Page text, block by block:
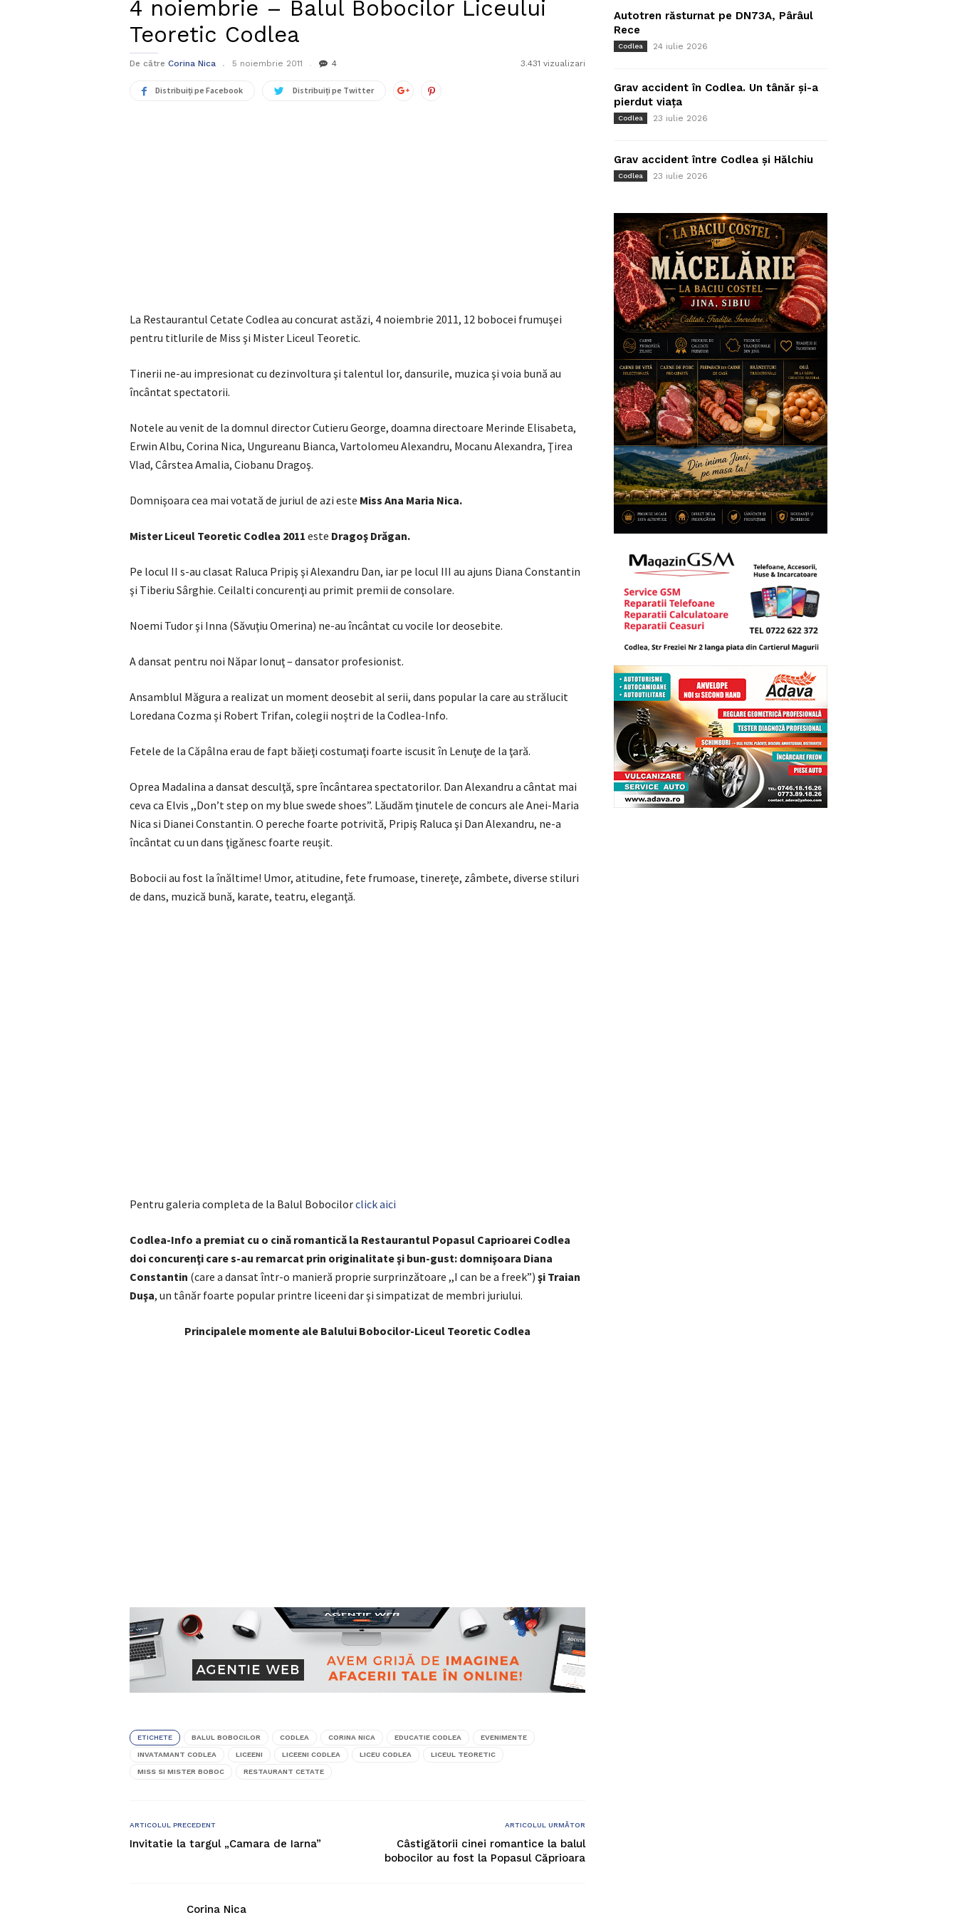
4 noiembrie – Balul Bobocilor Liceului
Teoretic Codlea
De către Corina Nica 5 noiembrie 2011 4 3.431 vizualizari
Distribuiți pe Facebook Distribuiți pe Twitter
La Restaurantul Cetate Codlea au concurat astăzi, 4 noiembrie 2011, 12 bobocei frumuşei
pentru titlurile de Miss şi Mister Liceul Teoretic.
Tinerii ne-au impresionat cu dezinvoltura şi talentul lor, dansurile, muzica şi voia bună au
încântat spectatorii.
Notele au venit de la domnul director Cutieru George, doamna directoare Merinde Elisabeta,
Erwin Albu, Corina Nica, Ungureanu Bianca, Vartolomeu Alexandru, Mocanu Alexandra, Ţirea
Vlad, Cârstea Amalia, Ciobanu Dragoş.
Domnişoara cea mai votată de juriul de azi este Miss Ana Maria Nica.
Mister Liceul Teoretic Codlea 2011 este Dragoş Drăgan.
Pe locul II s-au clasat Raluca Pripiş şi Alexandru Dan, iar pe locul III au ajuns Diana Constantin
şi Tiberiu Sârghie. Ceilalti concurenţi au primit premii de consolare.
Noemi Tudor şi Inna (Săvuţiu Omerina) ne-au încântat cu vocile lor deosebite.
A dansat pentru noi Năpar Ionuţ – dansator profesionist.
Ansamblul Măgura a realizat un moment deosebit al serii, dans popular la care au strălucit
Loredana Cozma şi Robert Trifan, colegii noştri de la Codlea-Info.
Fetele de la Căpâlna erau de fapt băieţi costumaţi foarte iscusit în Lenuţe de la ţară.
Oprea Madalina a dansat desculţă, spre încântarea spectatorilor. Dan Alexandru a cântat mai
ceva ca Elvis ,,Don’t step on my blue swede shoes”. Lăudăm ţinutele de concurs ale Anei-Maria
Nica si Dianei Constantin. O pereche foarte potrivită, Pripiş Raluca şi Dan Alexandru, ne-a
încântat cu un dans ţigănesc foarte reuşit.
Bobocii au fost la înăltime! Umor, atitudine, fete frumoase, tinereţe, zâmbete, diverse stiluri
de dans, muzică bună, karate, teatru, eleganţă.
Pentru galeria completa de la Balul Bobocilorclick aici
Codlea-Info a premiat cu o cină romantică la Restaurantul Popasul Caprioarei Codlea
doi concurenţi care s-au remarcat prin originalitate şi bun-gust: domnişoara Diana
Constantin (care a dansat într-o manieră proprie surprinzătoare ,,I can be a freek”) şi Traian
Duşa, un tânăr foarte popular printre liceeni dar şi simpatizat de membri juriului.
Principalele momente ale Balului Bobocilor-Liceul Teoretic Codlea
ETICHETE BALUL BOBOCILOR CODLEA CORINA NICA EDUCATIE CODLEA EVENIMENTE
INVATAMANT CODLEA LICEENI LICEENI CODLEA LICEU CODLEA LICEUL TEORETIC
MISS SI MISTER BOBOC RESTAURANT CETATE
ARTICOLUL PRECEDENT
Invitatie la targul „Camara de Iarna”
ARTICOLUL URMĂTOR
Câstigătorii cinei romantice la balul
bobocilor au fost la Popasul Căprioara
Corina Nica
Autotren răsturnat pe DN73A, Pârâul
Rece
Codlea 24 iulie 2026
Grav accident în Codlea. Un tânăr și-a
pierdut viața
Codlea 23 iulie 2026
Grav accident între Codlea și Hălchiu
Codlea 23 iulie 2026